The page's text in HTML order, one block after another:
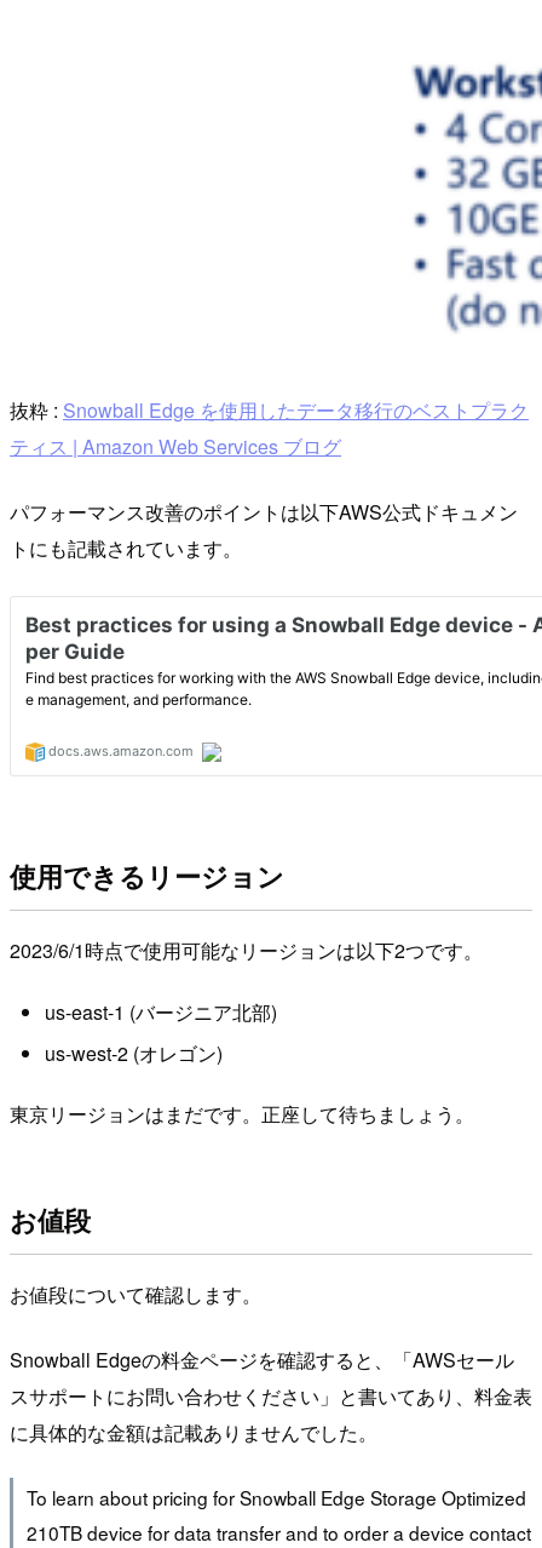
抜粋 : Snowball Edge を使用したデータ移行のベストプラク
ティス | Amazon Web Services ブログ
パフォーマンス改善のポイントは以下AWS公式ドキュメン
トにも記載されています。
使用できるリージョン
2023/6/1時点で使用可能なリージョンは以下2つです。
us-east-1 (バージニア北部)
us-west-2 (オレゴン)
東京リージョンはまだです。正座して待ちましょう。
お値段
お値段について確認します。
Snowball Edgeの料金ページを確認すると、「AWSセール
スサポートにお問い合わせください」と書いてあり、料金表
に具体的な金額は記載ありませんでした。
To learn about pricing for Snowball Edge Storage Optimized
210TB device for data transfer and to order a device contact